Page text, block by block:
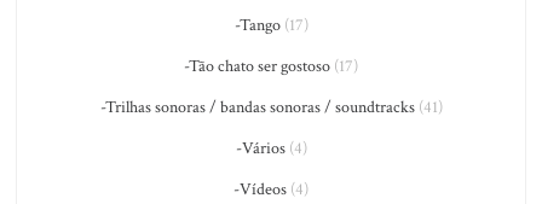
-Tango(17)
-Tão chato ser gostoso (17)
-Trilhas sonoras / bandas sonoras / soundtracks(41)
-Vários(4)
-Vídeos (4)